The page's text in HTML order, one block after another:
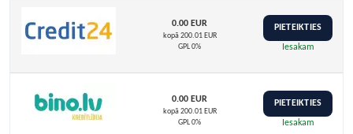
0.00 EUR
kopā 200.01 EUR
GPL 0%
PIETEIKTIES
Iesakam
0.00 EUR
kopā 200.01 EUR
GPL 0%
PIETEIKTIES
Iesakam